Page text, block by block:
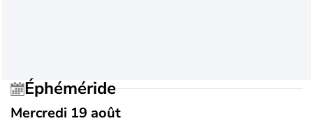
Éphéméride
Mercredi 19 août